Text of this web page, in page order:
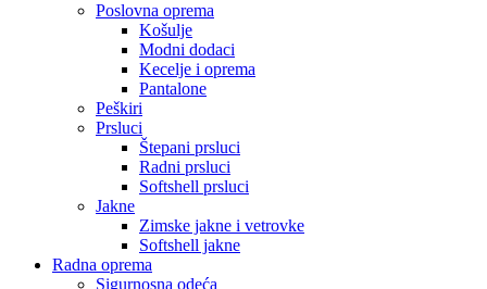
Poslovna oprema
Košulje
Modni dodaci
Kecelje i oprema
Pantalone
Peškiri
Prsluci
Štepani prsluci
Radni prsluci
Softshell prsluci
Jakne
Zimske jakne i vetrovke
Softshell jakne
Radna oprema
Sigurnosna odeća